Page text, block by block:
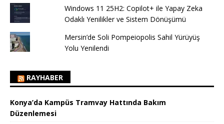
Windows 11 25H2: Copilot+ ile Yapay Zeka
Odaklı Yenilikler ve Sistem Dönüşümü
Mersin’de Soli Pompeiopolis Sahil Yürüyüş
Yolu Yenilendi
RAYHABER
Konya’da Kampüs Tramvay Hattında Bakım
Düzenlemesi